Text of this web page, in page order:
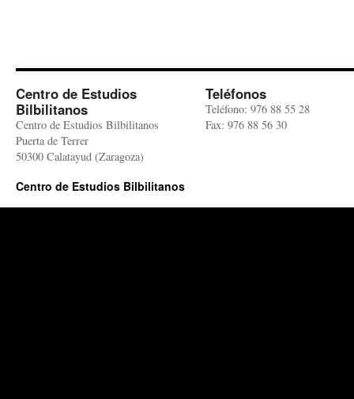
Centro de Estudios
Bilbilitanos
Centro de Estudios Bilbilitanos
Puerta de Terrer
50300 Calatayud (Zaragoza)
Teléfonos
Teléfono: 976 88 55 28
Fax: 976 88 56 30
Centro de Estudios Bilbilitanos